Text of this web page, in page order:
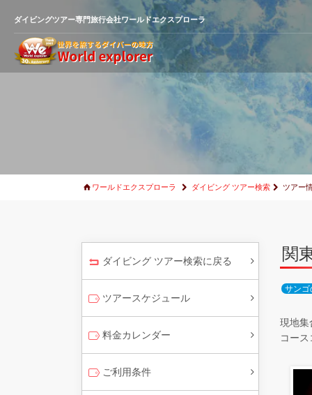
ワールドエクスプローラ ダイビング ツアー検索 ツアー
ダイビング ツアー検索に戻る
ツアースケジュール
料金カレンダー
ご利用条件
関
サンゴ
現地集
コー
ダイビングツアー専門旅行会社ワールドエクスプローラ